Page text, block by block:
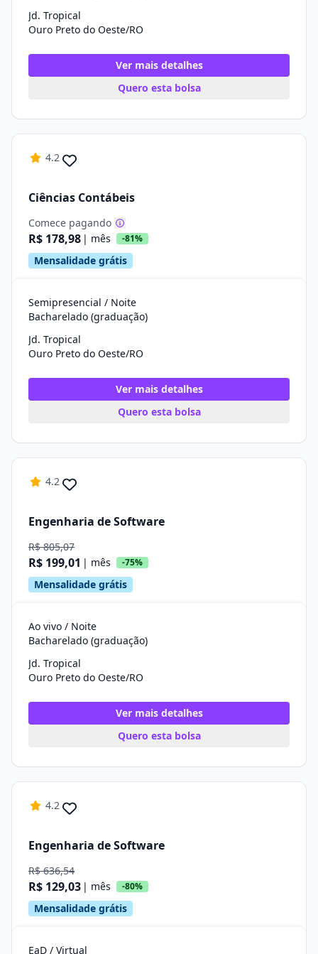
Jd. Tropical
Ouro Preto do Oeste/RO
Ver mais detalhes
Quero esta bolsa
4.2
Ciências Contábeis
Comece pagando
R$ 178,98 | mês -81%
Mensalidade grátis
Semipresencial / Noite
Bacharelado (graduação)
Jd. Tropical
Ouro Preto do Oeste/RO
Ver mais detalhes
Quero esta bolsa
4.2
Engenharia de Software
R$ 805,07
R$ 199,01 | mês -75%
Mensalidade grátis
Ao vivo / Noite
Bacharelado (graduação)
Jd. Tropical
Ouro Preto do Oeste/RO
Ver mais detalhes
Quero esta bolsa
4.2
Engenharia de Software
R$ 636,54
R$ 129,03 | mês -80%
Mensalidade grátis
EaD / Virtual